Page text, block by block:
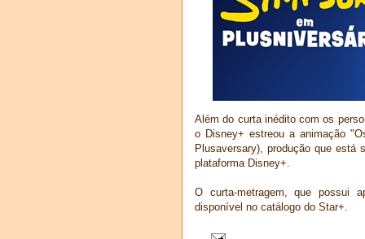
Além do curta inédito com os
o Disney+ estreou a animação
Plusaversary), produção que está
plataforma Disney+.
O curta-metragem, que possui
disponível no catálogo do Star+.